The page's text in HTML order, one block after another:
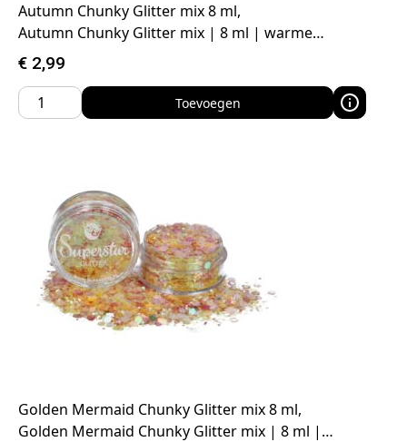
Autumn Chunky Glitter mix 8 ml,
Autumn Chunky Glitter mix | 8 ml | warme…
€ 2,99
Toevoegen
Golden Mermaid Chunky Glitter mix 8 ml,
Golden Mermaid Chunky Glitter mix | 8 ml |…